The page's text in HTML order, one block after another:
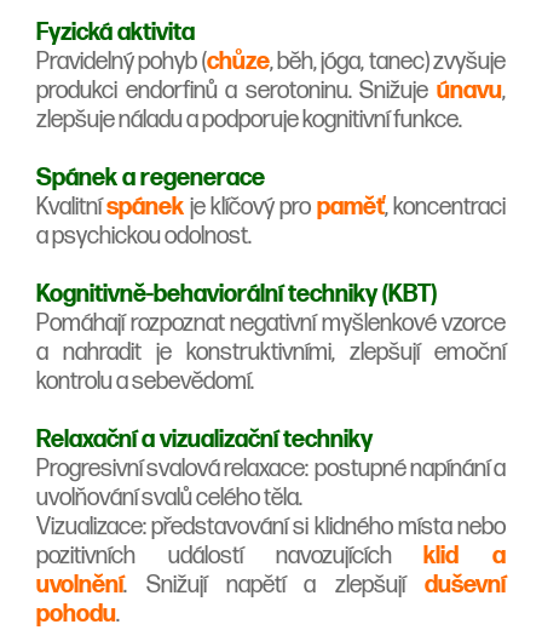
Fyzická aktivita
Pravidelný pohyb (chůze, běh, jóga, tanec) zvyšuje
produkci endorfinů a serotoninu. Snižuje únavu,
zlepšuje náladu a podporuje kognitivní funkce.
Spánek a regenerace
Kvalitníspánek je klíčový pro paměť, koncentraci
a psychickou odolnost.
Kognitivně-behaviorální techniky (KBT)
Pomáhají rozpoznat negativní myšlenkové vzorce
a nahradit je konstruktivními, zlepšují emoční
kontrolu a sebevědomí.
Relaxační a vizualizační techniky
Progresivní svalová relaxace: postupné napínání a
uvolňování svalů celého těla.
Vizualizace: představování si klidného místa nebo
pozitivních událostí navozujících
klid a
uvolnění. Snižují napětí a zlepšují duševní
pohodu.